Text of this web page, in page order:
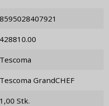
8595028407921
428810.00
Tescoma
Tescoma GrandCHEF
1,00 Stk.